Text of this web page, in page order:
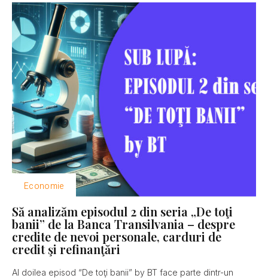
Economie
Să analizăm episodul 2 din seria „De toţi
banii” de la Banca Transilvania – despre
credite de nevoi personale, carduri de
credit şi refinanţări
Al doilea episod “De toţi banii” by BT face parte dintr-un